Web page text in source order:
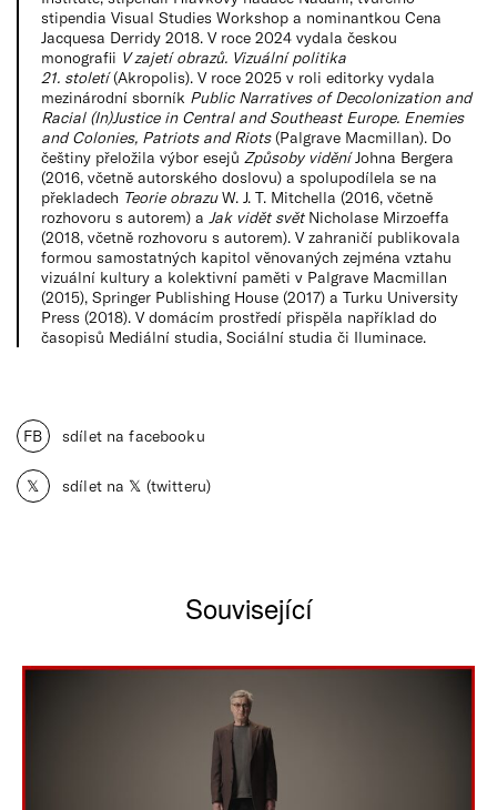
stipendia Visual Studies Workshop a nominantkou Cena
Jacquesa Derridy 2018. V roce 2024 vydala českou
monografii V zajetí obrazů. Vizuální politika
21. století(Akropolis). V roce 2025 v roli editorky vydala
mezinárodní sborník Public Narratives of Decolonization and
Racial (In)Justice in Central and Southeast Europe. Enemies
and Colonies, Patriots and Riots(Palgrave Macmillan). Do
češtiny přeložila výbor esejů Způsoby viděníJohna Bergera
(2016, včetně autorského doslovu) a spolupodílela se na
překladech Teorie obrazuW. J. T. Mitchella (2016, včetně
rozhovoru s autorem) a Jak vidět světNicholase Mirzoeffa
(2018, včetně rozhovoru s autorem). V zahraničí publikovala
formou samostatných kapitol věnovaných zejména vztahu
vizuální kultury a kolektivní paměti v Palgrave Macmillan
(2015), Springer Publishing House (2017) a Turku University
Press (2018). V domácím prostředí přispěla například do
časopisů Mediální studia, Sociální studia či Iluminace.
FB sdílet na facebooku
𝕏 sdílet na 𝕏 (twitteru)
Související